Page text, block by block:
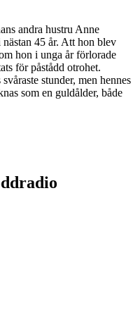
andra hustru Anne
45 år. Att hon blev
hon i unga år förlorade
för påstådd otrohet.
stunder, men hennes
som en guldålder, både